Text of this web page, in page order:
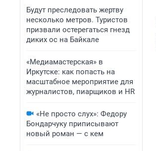
Будут преследовать жертву
несколько метров. Туристов
призвали остерегаться гнезд
диких ос на Байкале
«Медиамастерская» в
Иркутске: как попасть на
масштабное мероприятие для
журналистов, пиарщиков и HR
«Не просто слух»: Федору
Бондарчуку приписывают
новый роман — с кем